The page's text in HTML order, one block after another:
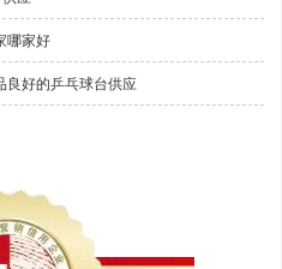
哪家好
良好的乒乓球台供应